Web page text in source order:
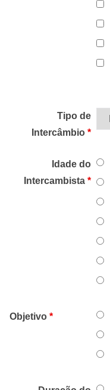
Tipo de
Intercâmbio*
Idade do
Intercambista*
Objetivo *